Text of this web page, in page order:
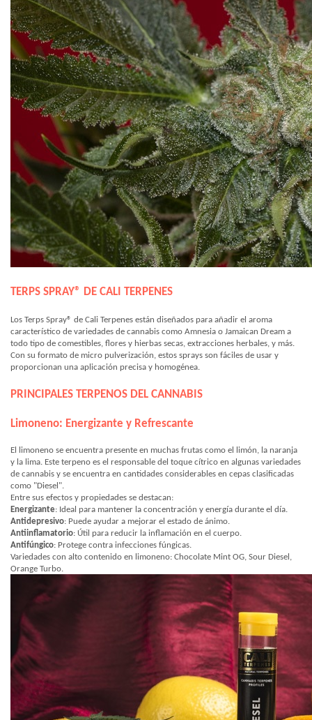
TERPS SPRAY® DE CALI TERPENES
Los Terps Spray® de Cali Terpenes están diseñados para añadir el aroma
característico de variedades de cannabis como Amnesia o Jamaican Dream a
todo tipo de comestibles, flores y hierbas secas, extracciones herbales, y más.
Con su formato de micro pulverización, estos sprays son fáciles de usar y
proporcionan una aplicación precisa y homogénea.
PRINCIPALES TERPENOS DEL CANNABIS
Limoneno: Energizante y Refrescante
El limoneno se encuentra presente en muchas frutas como el limón, la naranja
y la lima. Este terpeno es el responsable del toque cítrico en algunas variedades
de cannabis y se encuentra en cantidades considerables en cepas clasificadas
como "Diesel".
Entre sus efectos y propiedades se destacan:
Energizante: Ideal para mantener la concentración y energía durante el día.
Antidepresivo: Puede ayudar a mejorar el estado de ánimo.
Antiinflamatorio: Útil para reducir la inflamación en el cuerpo.
Antifúngico: Protege contra infecciones fúngicas.
Variedades con alto contenido en limoneno: Chocolate Mint OG, Sour Diesel,
Orange Turbo.